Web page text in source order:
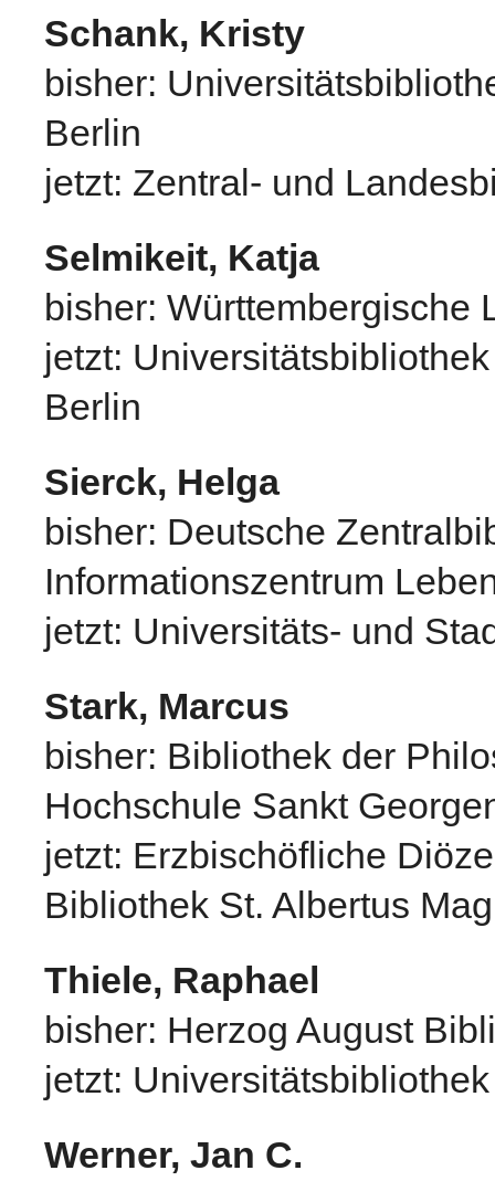
Schank, Kristy
bisher:
Berlin
jetzt: Zentral- und
Selmikeit, Katja
bisher: Württembergische
jetzt:
Berlin
Sierck, Helga
bisher: Deutsche
Informationszentrum
jetzt: Universitäts- und
Stark, Marcus
bisher: Bibliothek der
Hochschule Sankt
jetzt: Erzbischöfliche
Bibliothek St. Albertus
Thiele, Raphael
bisher: Herzog August
jetzt:
Werner, Jan C.